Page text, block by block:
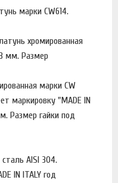
марки CW614.
хромированная
мм. Размер
марки CW
маркировку "MADE IN
Размер гайки под
AISI 304.
IN ITALY год